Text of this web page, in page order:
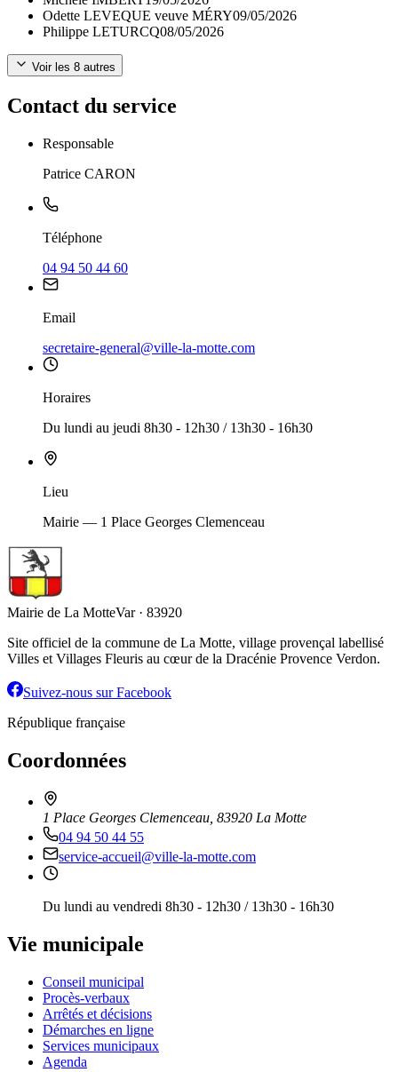
Odette LEVEQUE veuve MÉRY09/05/2026
Philippe LETURCQ08/05/2026
Voir les 8 autres
Contact du service
Responsable
Patrice CARON
Téléphone
04 94 50 44 60
Email
secretaire-general@ville-la-motte.com
Horaires
Du lundi au jeudi 8h30 - 12h30 / 13h30 - 16h30
Lieu
Mairie — 1 Place Georges Clemenceau
Mairie de La MotteVar · 83920
Site officiel de la commune de La Motte, village provençal labellisé
Villes et Villages Fleuris au cœur de la Dracénie Provence Verdon.
Suivez-nous sur Facebook
République française
Coordonnées
1 Place Georges Clemenceau, 83920 La Motte
04 94 50 44 55
service-accueil@ville-la-motte.com
Du lundi au vendredi 8h30 - 12h30 / 13h30 - 16h30
Vie municipale
Conseil municipal
Procès-verbaux
Arrêtés et décisions
Démarches en ligne
Services municipaux
Agenda